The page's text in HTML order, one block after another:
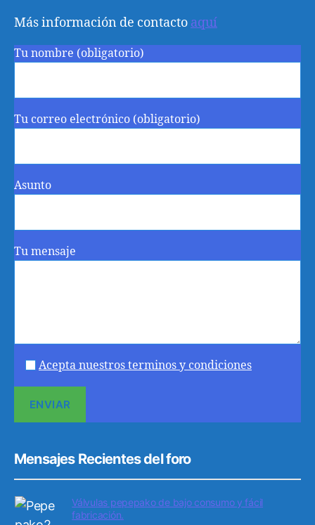
Más información de contacto aquí
Tu nombre (obligatorio)
Tu correo electrónico (obligatorio)
Asunto
Tu mensaje
Acepta nuestros terminos y condiciones
Mensajes Recientes del foro
Válvulas pepepako de bajo consumo y fácil
fabricación.